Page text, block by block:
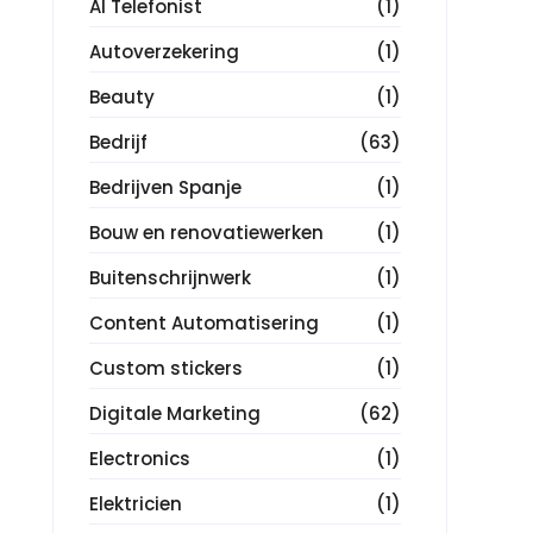
AI Telefonist
(1)
Autoverzekering
(1)
Beauty
(1)
Bedrijf
(63)
Bedrijven Spanje
(1)
Bouw en renovatiewerken
(1)
Buitenschrijnwerk
(1)
Content Automatisering
(1)
Custom stickers
(1)
Digitale Marketing
(62)
Electronics
(1)
Elektricien
(1)